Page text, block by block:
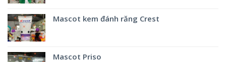
Mascot kem đánh răng Crest
Mascot Priso